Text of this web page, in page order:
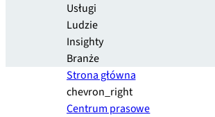
Usługi
Ludzie
Insighty
Branże
Strona główna
chevron_right
Centrum prasowe